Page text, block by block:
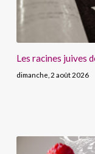
Les racines juives
dimanche, 2 août 2026